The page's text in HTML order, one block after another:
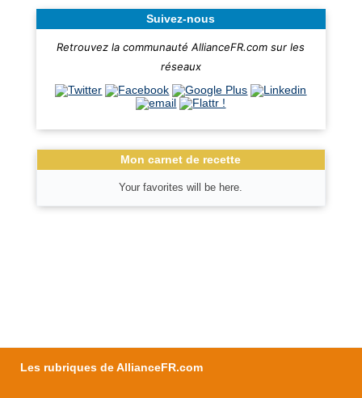
Suivez-nous
Retrouvez la communauté AllianceFR.com sur les
réseaux
Mon carnet de recette
Your favorites will be here.
Les rubriques de AllianceFR.com